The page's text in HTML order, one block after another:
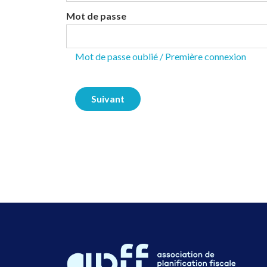
Mot de passe
Mot de passe oublié / Première connexion